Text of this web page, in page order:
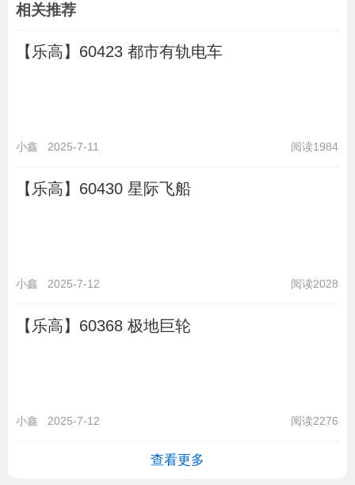
相关推荐
【乐高】60423 都市有轨电车
小鑫 2025-7-11 阅读1984
【乐高】60430 星际飞船
小鑫 2025-7-12 阅读2028
【乐高】60368 极地巨轮
小鑫 2025-7-12 阅读2276
查看更多